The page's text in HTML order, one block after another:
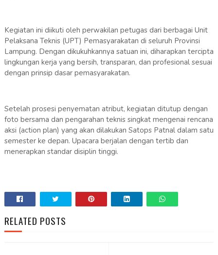
Kegiatan ini diikuti oleh perwakilan petugas dari berbagai Unit
Pelaksana Teknis (UPT) Pemasyarakatan di seluruh Provinsi
Lampung. Dengan dikukuhkannya satuan ini, diharapkan tercipta
lingkungan kerja yang bersih, transparan, dan profesional sesuai
dengan prinsip dasar pemasyarakatan.
Setelah prosesi penyematan atribut, kegiatan ditutup dengan
foto bersama dan pengarahan teknis singkat mengenai rencana
aksi (action plan) yang akan dilakukan Satops Patnal dalam satu
semester ke depan. Upacara berjalan dengan tertib dan
menerapkan standar disiplin tinggi.
RELATED POSTS